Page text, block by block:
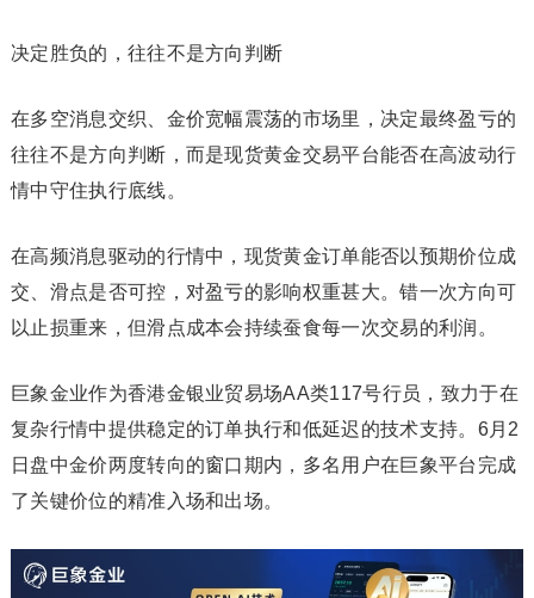
决定胜负的，往往不是方向判断
在多空消息交织、金价宽幅震荡的市场里，决定最终盈亏的
往往不是方向判断，而是现货黄金交易平台能否在高波动行
情中守住执行底线。
在高频消息驱动的行情中，现货黄金订单能否以预期价位成
交、滑点是否可控，对盈亏的影响权重甚大。错一次方向可
以止损重来，但滑点成本会持续蚕食每一次交易的利润。
巨象金业作为香港金银业贸易场AA类117号行员，致力于在
复杂行情中提供稳定的订单执行和低延迟的技术支持。6月2
日盘中金价两度转向的窗口期内，多名用户在巨象平台完成
了关键价位的精准入场和出场。